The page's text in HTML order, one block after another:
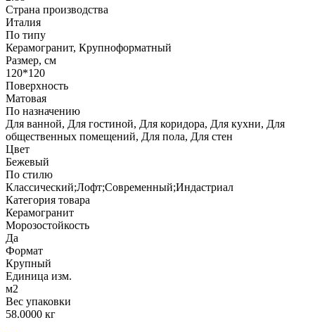
Страна производства
Италия
По типу
Керамогранит, Крупноформатный
Размер, см
120*120
Поверхность
Матовая
По назначению
Для ванной, Для гостиной, Для коридора, Для кухни, Для
общественных помещений, Для пола, Для стен
Цвет
Бежевый
По стилю
Классический;Лофт;Современный;Индастриал
Категория товара
Керамогранит
Морозостойкость
Да
Формат
Крупный
Единица изм.
м2
Вес упаковки
58.0000 кг